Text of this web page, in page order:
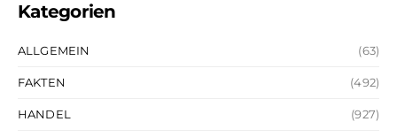
Kategorien
ALLGEMEIN (63)
FAKTEN (492)
HANDEL (927)